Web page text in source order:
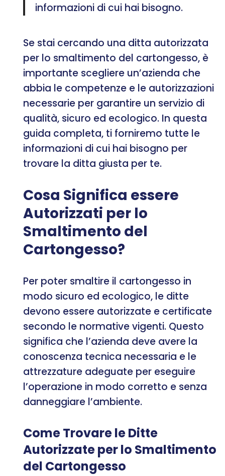
informazioni di cui hai bisogno.
Se stai cercando una ditta autorizzata
per lo smaltimento del cartongesso, è
importante scegliere un’azienda che
abbia le competenze e le autorizzazioni
necessarie per garantire un servizio di
qualità, sicuro ed ecologico. In questa
guida completa, ti forniremo tutte le
informazioni di cui hai bisogno per
trovare la ditta giusta per te.
Cosa Significa essere
Autorizzati per lo
Smaltimento del
Cartongesso?
Per poter smaltire il cartongesso in
modo sicuro ed ecologico, le ditte
devono essere autorizzate e certificate
secondo le normative vigenti. Questo
significa che l’azienda deve avere la
conoscenza tecnica necessaria e le
attrezzature adeguate per eseguire
l’operazione in modo corretto e senza
danneggiare l’ambiente.
Come Trovare le Ditte
Autorizzate per lo Smaltimento
del Cartongesso